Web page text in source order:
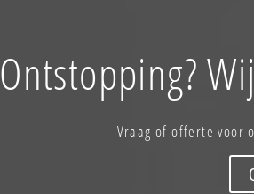
Ontstopping?
Vraag of offerte voor